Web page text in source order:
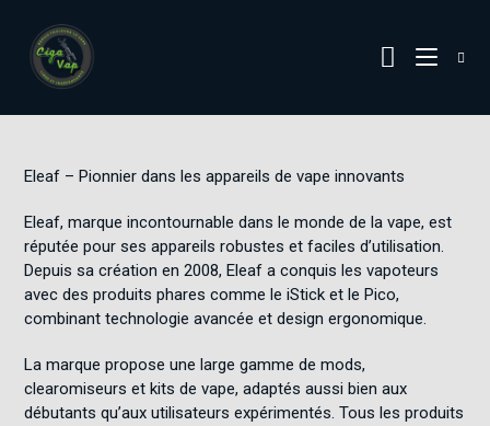
Eleaf – Pionnier dans les appareils de vape innovants
Eleaf, marque incontournable dans le monde de la vape, est
réputée pour ses appareils robustes et faciles d’utilisation.
Depuis sa création en 2008, Eleaf a conquis les vapoteurs
avec des produits phares comme le iStick et le Pico,
combinant technologie avancée et design ergonomique.
La marque propose une large gamme de mods,
clearomiseurs et kits de vape, adaptés aussi bien aux
débutants qu’aux utilisateurs expérimentés. Tous les produits